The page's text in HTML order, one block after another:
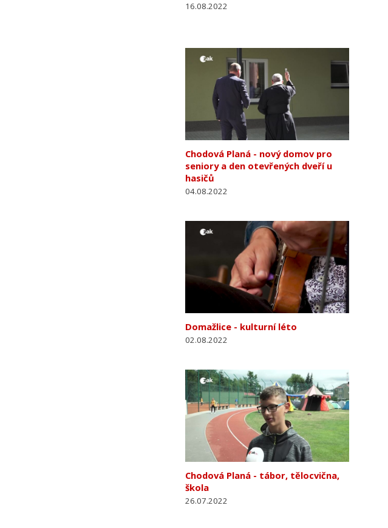
16.08.2022
Chodová Planá - nový domov pro
seniory a den otevřených dveří u
hasičů
04.08.2022
Domažlice - kulturní léto
02.08.2022
Chodová Planá - tábor, tělocvična,
škola
26.07.2022